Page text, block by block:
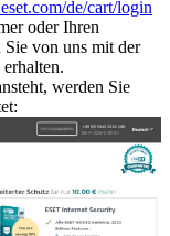
de/cart/login
oder Ihren
von uns mit der
werden Sie